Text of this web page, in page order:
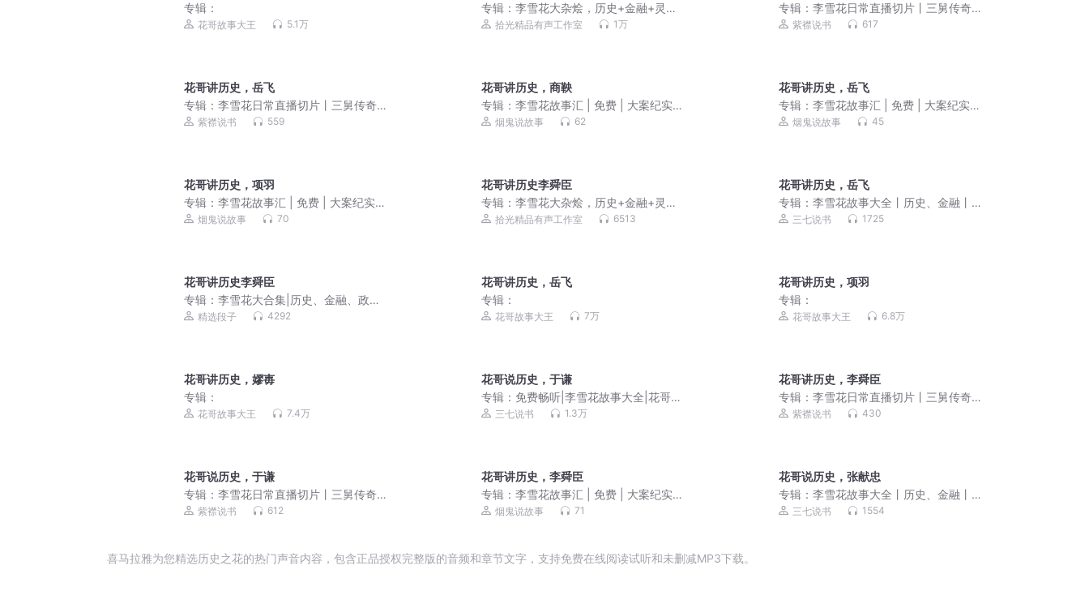
专辑：
花哥故事大王 5.1万
专辑：李雪花大杂烩，历史+金融+灵异
+大案+热点+新闻
拾光精品有声工作室 1万
专辑：李雪花日常直播切片丨三舅传奇
丨大姨传奇丨花花学院
紫襟说书 617
花哥讲历史，岳飞
专辑： 李雪花日常直播切片丨三舅传奇
丨大姨传奇丨花花学院
紫襟说书 559
花哥讲历史，商鞅
专辑：李雪花故事汇 | 免费 | 大案纪实 |
未解之谜
烟鬼说故事 62
花哥讲历史，岳飞
专辑：李雪花故事汇 | 免费 | 大案纪实 |
未解之谜
烟鬼说故事 45
花哥讲历史，项羽
专辑： 李雪花故事汇 | 免费 | 大案纪实 |
未解之谜
烟鬼说故事 70
花哥讲历史李舜臣
专辑：李雪花大杂烩，历史+金融+灵异
等一锅端，探秘真相
拾光精品有声工作室 6513
花哥讲历史，岳飞
专辑：李雪花故事大全丨历史、金融丨
政治、军事丨社会现象
三七说书 1725
花哥讲历史李舜臣
专辑： 李雪花大合集|历史、金融、政
治、军事、社会现象|热点吐槽|灵异鬼故
精选段子 4292
花哥讲历史，岳飞
专辑：
花哥故事大王 7万
花哥讲历史，项羽
专辑：
花哥故事大王 6.8万
花哥讲历史，嫪毐
专辑：
花哥故事大王 7.4万
花哥说历史，于谦
专辑： 免费畅听|李雪花故事大全|花哥解
读热点|灵异|纪实
三七说书 1.3万
花哥讲历史，李舜臣
专辑：李雪花日常直播切片丨三舅传奇
丨大姨传奇丨花花学院
紫襟说书 430
花哥说历史，于谦
专辑： 李雪花日常直播切片丨三舅传奇
丨大姨传奇丨花花学院
紫襟说书 612
花哥讲历史，李舜臣
专辑：李雪花故事汇 | 免费 | 大案纪实 |
未解之谜
烟鬼说故事 71
花哥说历史，张献忠
专辑：李雪花故事大全丨历史、金融丨
政治、军事丨社会现象
三七说书 1554
喜马拉雅为您精选历史之花的热门声音内容，包含正品授权完整版的音频和章节文字，支持免费在线阅读试听和未删减MP3下载。